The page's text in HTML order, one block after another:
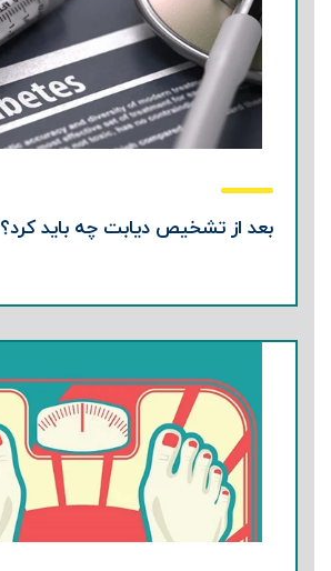
بعد از تشخیص دیابت چه باید کرد؟